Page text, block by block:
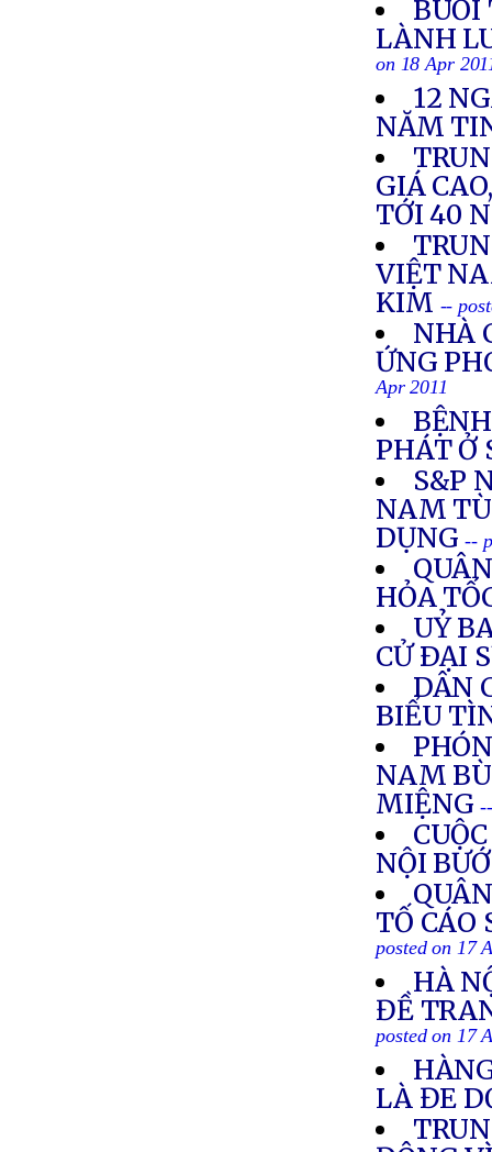
BUỔI
LÀNH
on 18 Apr
12
NĂM
GIÁ
TỚI 40
VIỆT
KIM --
NHÀ
ỨNG
Apr 2011
PHÁT Ở
S&P
NAM
DỤNG --
HỎA
UỶ
CỬ ÐẠI
DÂN
BIỂU
NAM
MIỆNG
NỘI
TỐ CÁO
posted on 17
HÀ
ĐỀ
posted on 17
LÀ ĐE